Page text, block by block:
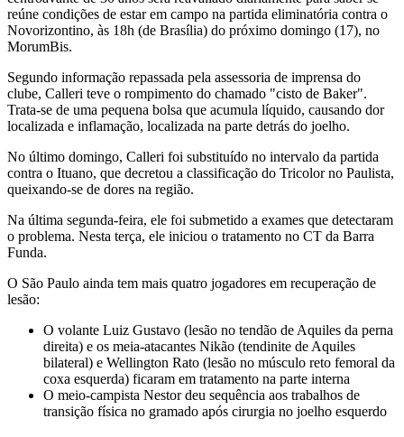
reúne condições de estar em campo na partida eliminatória contra o
Novorizontino, às 18h (de Brasília) do próximo domingo (17), no
MorumBis.
Segundo informação repassada pela assessoria de imprensa do
clube, Calleri teve o rompimento do chamado "cisto de Baker".
Trata-se de uma pequena bolsa que acumula líquido, causando dor
localizada e inflamação, localizada na parte detrás do joelho.
No último domingo, Calleri foi substituído no intervalo da partida
contra o Ituano, que decretou a classificação do Tricolor no Paulista,
queixando-se de dores na região.
Na última segunda-feira, ele foi submetido a exames que detectaram
o problema. Nesta terça, ele iniciou o tratamento no CT da Barra
Funda.
O São Paulo ainda tem mais quatro jogadores em recuperação de
lesão:
O volante Luiz Gustavo (lesão no tendão de Aquiles da perna
direita) e os meia-atacantes Nikão (tendinite de Aquiles
bilateral) e Wellington Rato (lesão no músculo reto femoral da
coxa esquerda) ficaram em tratamento na parte interna
O meio-campista Nestor deu sequência aos trabalhos de
transição física no gramado após cirurgia no joelho esquerdo